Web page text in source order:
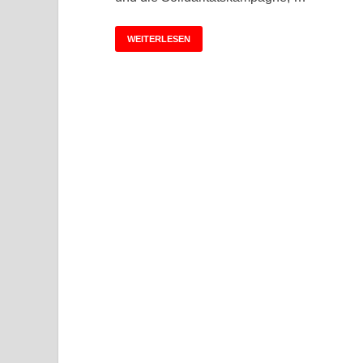
WEITERLESEN